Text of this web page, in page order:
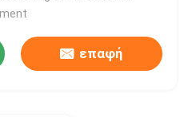
επαφή